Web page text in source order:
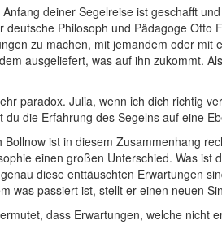
deiner Segelreise ist geschafft
Philosoph und Pädagoge Otto
zu machen, mit jemandem oder mit
ausgeliefert, was auf ihn zukommt.
paradox. Julia, wenn ich dich richtig
die Erfahrung des Segelns auf eine
Bollnow ist in diesem Zusammenhang
einen großen Unterschied. Was
diese enttäuschten Erwartungen
was passiert ist, stellt er einen neuen
dass Erwartungen, welche nicht